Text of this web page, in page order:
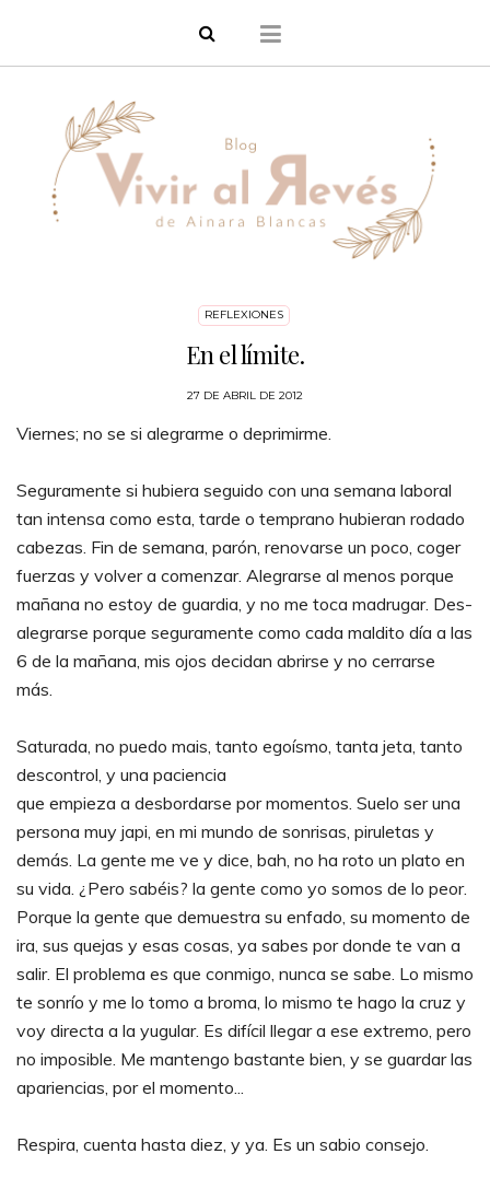
REFLEXIONES
En el límite.
27 DE ABRIL DE 2012
Viernes; no se si alegrarme o deprimirme.
Seguramente si hubiera seguido con una semana laboral
tan intensa como esta, tarde o temprano hubieran rodado
cabezas. Fin de semana, parón, renovarse un poco, coger
fuerzas y volver a comenzar. Alegrarse al menos porque
mañana no estoy de guardia, y no me toca madrugar. Des-
alegrarse porque seguramente como cada maldito día a las
6 de la mañana, mis ojos decidan abrirse y no cerrarse
más.
Saturada, no puedo mais, tanto egoísmo, tanta jeta, tanto
descontrol, y una paciencia
que empieza a desbordarse por momentos. Suelo ser una
persona muy japi, en mi mundo de sonrisas, piruletas y
demás. La gente me ve y dice, bah, no ha roto un plato en
su vida. ¿Pero sabéis? la gente como yo somos de lo peor.
Porque la gente que demuestra su enfado, su momento de
ira, sus quejas y esas cosas, ya sabes por donde te van a
salir. El problema es que conmigo, nunca se sabe. Lo mismo
te sonrío y me lo tomo a broma, lo mismo te hago la cruz y
voy directa a la yugular. Es difícil llegar a ese extremo, pero
no imposible. Me mantengo bastante bien, y se guardar las
apariencias, por el momento...
Respira, cuenta hasta diez, y ya. Es un sabio consejo.